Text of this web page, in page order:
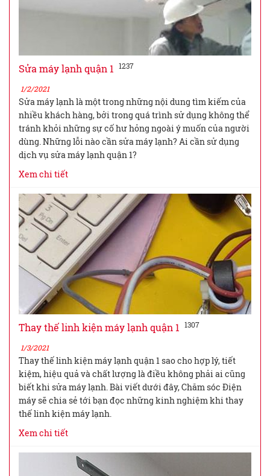
Sửa máy lạnh quận 1 1237
1/2/2021
Sửa máy lạnh là một trong những nội dung tìm kiếm của
nhiều khách hàng, bởi trong quá trình sử dụng không thể
tránh khỏi những sự cố hư hỏng ngoài ý muốn của người
dùng. Những lỗi nào cần sửa máy lạnh? Ai cần sử dụng
dịch vụ sửa máy lạnh quận 1?
Xem chi tiết
Thay thế linh kiện máy lạnh quận 1 1307
1/3/2021
Thay thế linh kiện máy lạnh quận 1 sao cho hợp lý, tiết
kiệm, hiệu quả và chất lượng là điều không phải ai cũng
biết khi sửa máy lạnh. Bài viết dưới đây, Chăm sóc Điện
máy sẽ chia sẻ tới bạn đọc những kinh nghiệm khi thay
thế linh kiện máy lạnh.
Xem chi tiết